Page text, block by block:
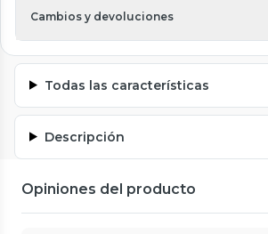
Cambios y devoluciones
Todas las características
Descripción
Opiniones del producto